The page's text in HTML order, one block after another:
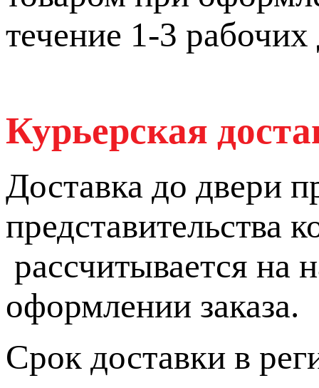
течение 1-3 рабочих
Курьерская
Доставка до двери
представительства
рассчитывается на
оформлении заказа.
Срок доставки в